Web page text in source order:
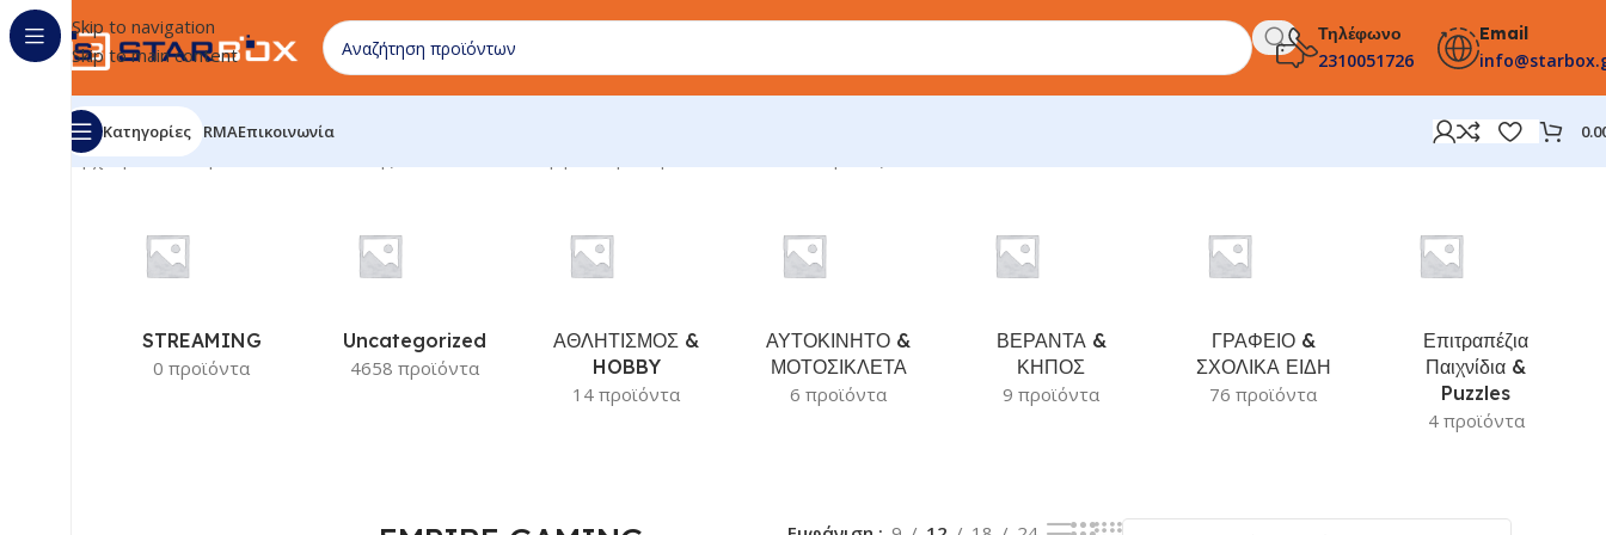
Skip to navigation
Skip to main content
Τηλέφωνο
2310051726
Email
Κατηγορίες RMAΕπικοινωνία
Αρχική σελίδα/
STREAMING
0 προϊόντα
Uncategorized
4658 προϊόντα
ΑΘΛΗΤΙΣΜΟΣ &
HOBBY
14 προϊόντα
ΑΥΤΟΚΙΝΗΤΟ &
ΜΟΤΟΣΙΚΛΕΤΑ
6 προϊόντα
ΒΕΡΑΝΤΑ &
ΚΗΠΟΣ
9 προϊόντα
ΓΡΑΦΕΙΟ &
ΣΧΟΛΙΚΑ ΕΙΔΗ
76 προϊόντα
Επιτραπέζια
Παιχνίδια &
Puzzles
4 προϊόντα